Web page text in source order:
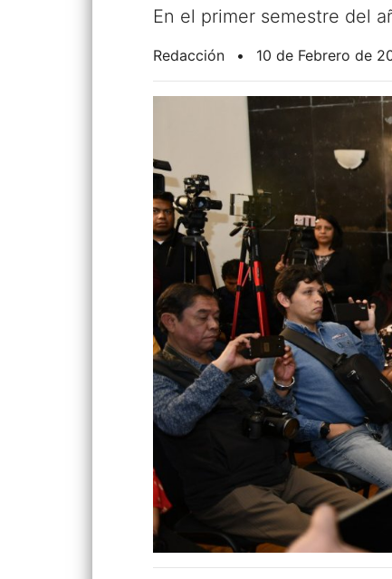
En el primer semestre del
Redacción • 10 de Febrero de